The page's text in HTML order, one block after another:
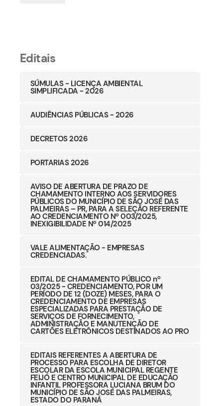
Editais
SÚMULAS - LICENÇA AMBIENTAL
SIMPLIFICADA - 2026
AUDIÊNCIAS PÚBLICAS - 2026
DECRETOS 2026
PORTARIAS 2026
AVISO DE ABERTURA DE PRAZO DE
CHAMAMENTO INTERNO AOS SERVIDORES
PÚBLICOS DO MUNICÍPIO DE SÃO JOSÉ DAS
PALMEIRAS – PR, PARA A SELEÇÃO REFERENTE
AO CREDENCIAMENTO Nº 003/2025,
INEXIGIBILIDADE Nº 014/2025
VALE ALIMENTAÇÃO - EMPRESAS
CREDENCIADAS.
EDITAL DE CHAMAMENTO PÚBLICO nº
03/2025 - CREDENCIAMENTO, POR UM
PERÍODO DE 12 (DOZE) MESES, PARA O
CREDENCIAMENTO DE EMPRESAS
ESPECIALIZADAS PARA PRESTAÇÃO DE
SERVIÇOS DE FORNECIMENTO,
ADMINISTRAÇÃO E MANUTENÇÃO DE
CARTÕES ELETRÔNICOS DESTINADOS AO PRO
EDITAIS REFERENTES A ABERTURA DE
PROCESSO PARA ESCOLHA DE DIRETOR
ESCOLAR DA ESCOLA MUNICIPAL REGENTE
FEIJÓ E CENTRO MUNICIPAL DE EDUCAÇÃO
INFANTIL PROFESSORA LUCIANA BRUM DO
MUNICÍPIO DE SÃO JOSÉ DAS PALMEIRAS,
ESTADO DO PARANÁ